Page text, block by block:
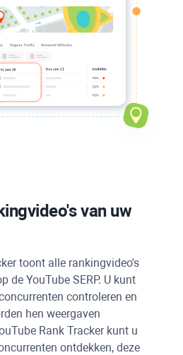
van uw
toont alle rankingvideo's
de YouTube SERP. U kunt
controleren en
hen weergaven
Rank Trackerkunt u
ontdekken, deze